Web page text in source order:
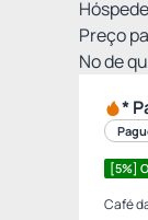
Preço
Nº de
*
[5%]
Café